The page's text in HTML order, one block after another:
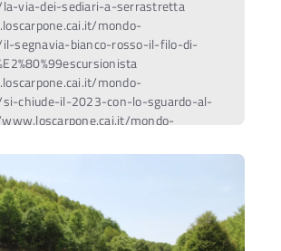
via-dei-sediari-a-serrastretta
mondo-
segnavia-bianco-rosso-il-filo-di-
mondo-
chiude-il-2023-con-lo-sguardo-al-
mondo-
mondo-
corso-sezionale-di-
https://www.loscarpone.cai.it/mondo-
nazionale-del-sentiero-italia-
sui-monti-della-sila-piccola